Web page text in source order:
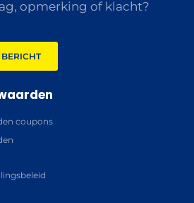
opmerking of klacht?
coupons